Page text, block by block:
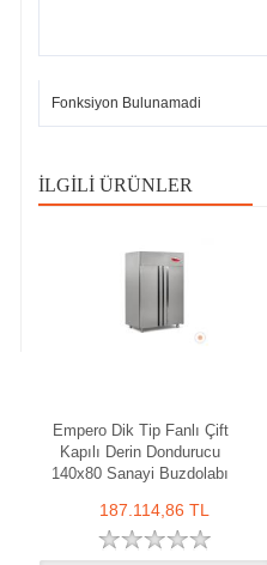
Fonksiyon Bulunamadi
İLGILI ÜRÜNLER
Empero Dik Tip Fanlı Çift
Kapılı Derin Dondurucu
140x80 Sanayi Buzdolabı
187.114,86 TL